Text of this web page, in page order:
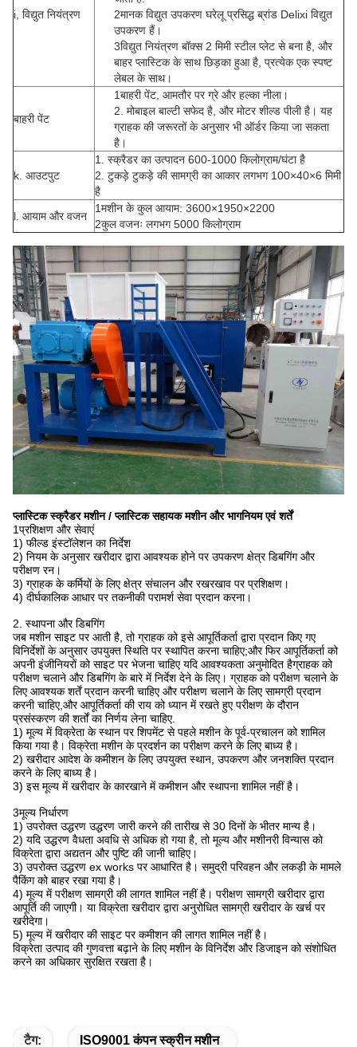
i, विद्युत नियंत्रण
2मानक विद्युत उपकरण घरेलू प्रसिद्ध ब्रांड Delixi विद्युत
उपकरण हैं।
3विद्युत नियंत्रण बॉक्स 2 मिमी स्टील प्लेट से बना है, और
बाहर प्लास्टिक के साथ छिड़का हुआ है, प्रत्येक एक स्पष्ट
लेबल के साथ।
बाहरी पेंट
1बाहरी पेंट, आमतौर पर ग्रे और हल्का नीला।
2. मोबाइल बाल्टी सफेद है, और मोटर शील्ड पीली है। यह
ग्राहक की जरूरतों के अनुसार भी ऑर्डर किया जा सकता
है।
k. आउटपुट
1. स्क्रैडर का उत्पादन 600-1000 किलोग्राम/घंटा है
2. टुकड़े टुकड़े की सामग्री का आकार लगभग 100×40×6 मिमी
है
l. आयाम और वजन
1मशीन के कुल आयाम: 3600×1950×2200
2कुल वजनः लगभग 5000 किलोग्राम
प्लास्टिक स्क्रैडर मशीन / प्लास्टिक सहायक मशीन और भागनियम एवं शर्तें
1प्रशिक्षण और सेवाएं
1) फील्ड इंस्टॉलेशन का निर्देश
2) नियम के अनुसार खरीदार द्वारा आवश्यक होने पर उपकरण क्षेत्र डिबगिंग और
परीक्षण रन।
3) ग्राहक के कर्मियों के लिए क्षेत्र संचालन और रखरखाव पर प्रशिक्षण।
4) दीर्घकालिक आधार पर तकनीकी परामर्श सेवा प्रदान करना।
2. स्थापना और डिबगिंग
जब मशीन साइट पर आती है, तो ग्राहक को इसे आपूर्तिकर्ता द्वारा प्रदान किए गए
विनिर्देशों के अनुसार उपयुक्त स्थिति पर स्थापित करना चाहिए;और फिर आपूर्तिकर्ता को
अपनी इंजीनियरों को साइट पर भेजना चाहिए यदि आवश्यकता अनुमोदित हैग्राहक को
परीक्षण चलाने और डिबगिंग के बारे में निर्देश देने के लिए। ग्राहक को परीक्षण चलाने के
लिए आवश्यक शर्तें प्रदान करनी चाहिए और परीक्षण चलाने के लिए सामग्री प्रदान
करनी चाहिए,और आपूर्तिकर्ता की राय को ध्यान में रखते हुए परीक्षण के दौरान
प्रसंस्करण की शर्तों का निर्णय लेना चाहिए.
1) मूल्य में विक्रेता के स्थान पर शिपमेंट से पहले मशीन के पूर्व-प्रचालन को शामिल
किया गया है। विक्रेता मशीन के प्रदर्शन का परीक्षण करने के लिए बाध्य है।
2) खरीदार आदेश के कमीशन के लिए उपयुक्त स्थान, उपकरण और जनशक्ति प्रदान
करने के लिए बाध्य है।
3) इस मूल्य में खरीदार के कारखाने में कमीशन और स्थापना शामिल नहीं है।
3मूल्य निर्धारण
1) उपरोक्त उद्धरण उद्धरण जारी करने की तारीख से 30 दिनों के भीतर मान्य है।
2) यदि उद्धरण वैधता अवधि से अधिक हो गया है, तो मूल्य और मशीनरी विन्यास को
विक्रेता द्वारा अद्यतन और पुष्टि की जानी चाहिए।
3) उपरोक्त उद्धरण ex works पर आधारित है। समुद्री परिवहन और लकड़ी के मामले
पैकिंग को बाहर रखा गया है।
4) मूल्य में परीक्षण सामग्री की लागत शामिल नहीं है। परीक्षण सामग्री खरीदार द्वारा
आपूर्ति की जाएगी। या विक्रेता खरीदार द्वारा अनुरोधित सामग्री खरीदार के खर्च पर
खरीदेगा।
5) मूल्य में खरीदार की साइट पर कमीशन की लागत शामिल नहीं है।
विक्रेता उत्पाद की गुणवत्ता बढ़ाने के लिए मशीन के विनिर्देश और डिजाइन को संशोधित
करने का अधिकार सुरक्षित रखता है।
टैग: ISO9001 कंपन स्क्रीन मशीन